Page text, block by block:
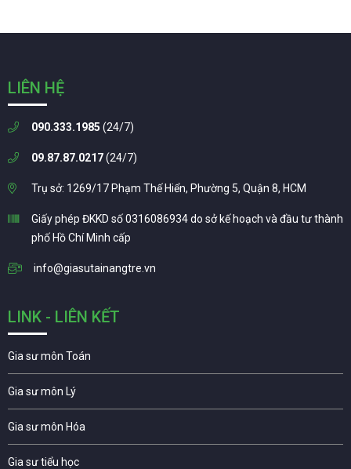
LIÊN HỆ
090.333.1985 (24/7)
09.87.87.0217(24/7)
Trụ sở: 1269/17 Phạm Thế Hiển, Phường 5, Quận 8, HCM
Giấy phép ĐKKD số 0316086934 do sở kế hoạch và đầu tư thành
phố Hồ Chí Minh cấp
info@giasutainangtre.vn
LINK - LIÊN KẾT
Gia sư môn Toán
Gia sư môn Lý
Gia sư môn Hóa
Gia sư tiểu học